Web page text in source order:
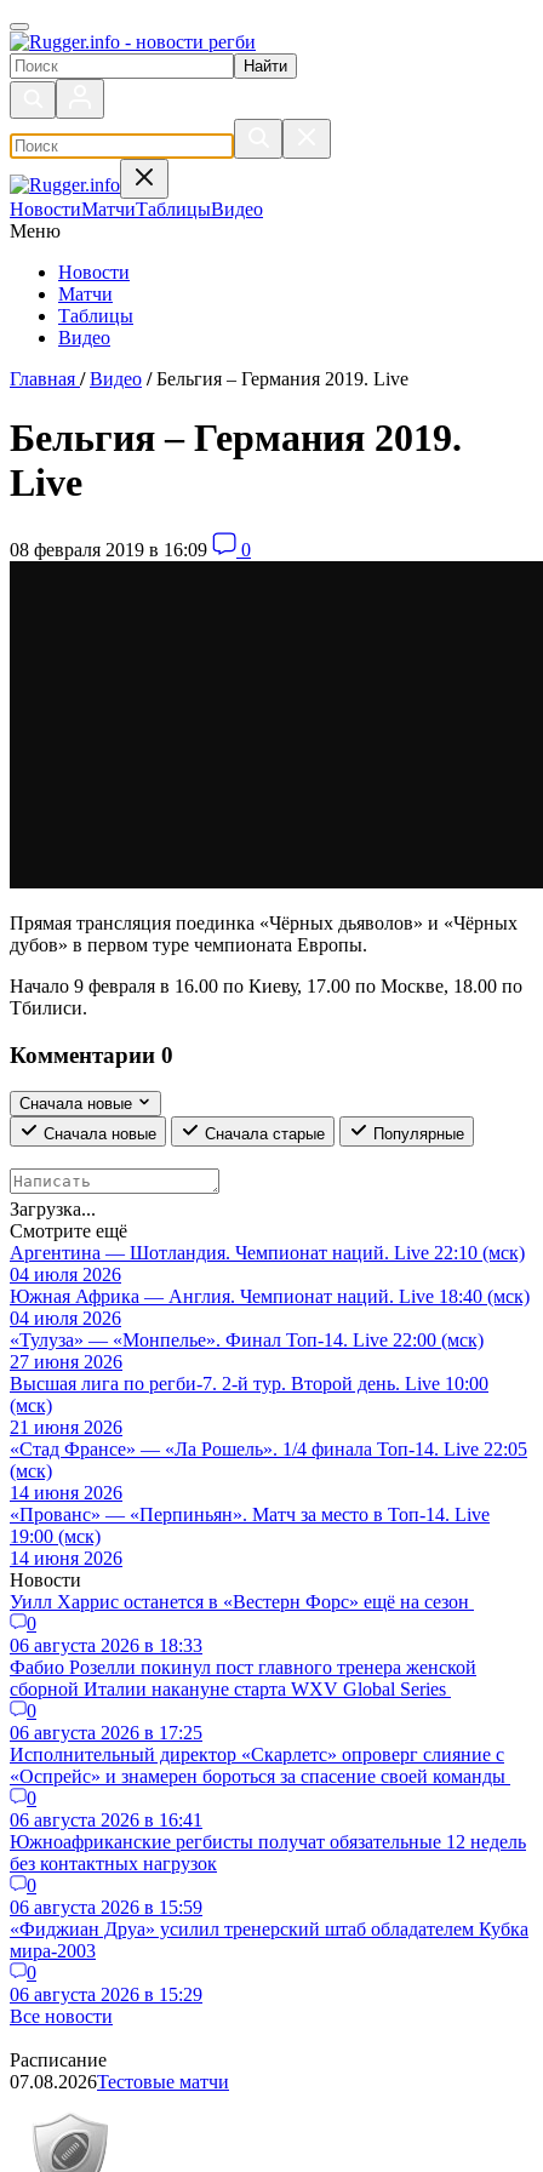
Поиск по сайту
НовостиМатчиТаблицыВидео
Меню
Новости
Матчи
Таблицы
Видео
Главная / Видео / Бельгия – Германия 2019. Live
Бельгия – Германия 2019.
Live
08 февраля 2019 в 16:09 0
Прямая трансляция поединка «Чёрных дьяволов» и «Чёрных
дубов» в первом туре чемпионата Европы.
Начало 9 февраля в 16.00 по Киеву, 17.00 по Москве, 18.00 по
Тбилиси.
Комментарии 0
Сначала новые
Сначала новые
Сначала старые Популярные
Загрузка...
Смотрите ещё
Аргентина — Шотландия. Чемпионат наций. Live 22:10 (мск)
04 июля 2026
Южная Африка — Англия. Чемпионат наций. Live 18:40 (мск)
04 июля 2026
«Тулуза» — «Монпелье». Финал Топ-14. Live 22:00 (мск)
27 июня 2026
Высшая лига по регби-7. 2-й тур. Второй день. Live 10:00
(мск)
21 июня 2026
«Стад Франсе» — «Ла Рошель». 1/4 финала Топ-14. Live 22:05
(мск)
14 июня 2026
«Прованс» — «Перпиньян». Матч за место в Топ-14. Live
19:00 (мск)
14 июня 2026
Новости
Уилл Харрис останется в «Вестерн Форс» ещё на сезон
0
06 августа 2026 в 18:33
Фабио Розелли покинул пост главного тренера женской
сборной Италии накануне старта WXV Global Series
0
06 августа 2026 в 17:25
Исполнительный директор «Скарлетс» опроверг слияние с
«Оспрейс» и знамерен бороться за спасение своей команды
0
06 августа 2026 в 16:41
Южноафриканские регбисты получат обязательные 12 недель
без контактных нагрузок
0
06 августа 2026 в 15:59
«Фиджиан Друа» усилил тренерский штаб обладателем Кубка
мира-2003
0
06 августа 2026 в 15:29
Все новости
Расписание
07.08.2026Тестовые матчи